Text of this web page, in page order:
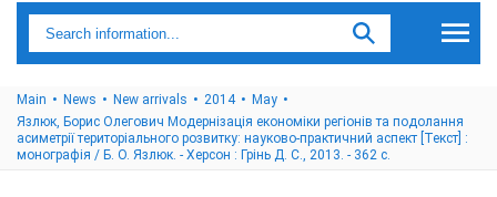
Main News New arrivals 2014
May
Язлюк, Борис Олегович Модернізація економіки регіонів та подолання
асиметрії територіального розвитку: науково-практичний аспект [Текст] :
монографія / Б. О. Язлюк. - Херсон : Грінь Д. С., 2013. - 362 с.